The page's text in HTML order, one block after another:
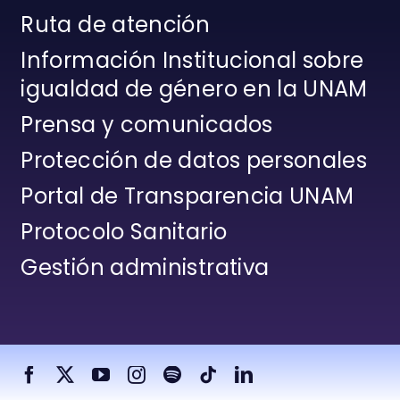
Ruta de atención
Información Institucional sobre
igualdad de género en la UNAM
Prensa y comunicados
Protección de datos personales
Portal de Transparencia UNAM
Protocolo Sanitario
Gestión administrativa